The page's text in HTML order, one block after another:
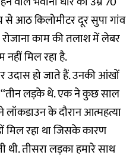
से आठ किलोमीटर दूर सुपा गांव
काम की तलाश में लेबर
मिल रहा है.
उदास हो जाते हैं. उनकी आंखों
‘‘तीन लड़के थे. एक ने कुछ साल
के दौरान आत्महत्या
मिल रहा था जिसके कारण
थी. तीसरा लड़का हमारे साथ